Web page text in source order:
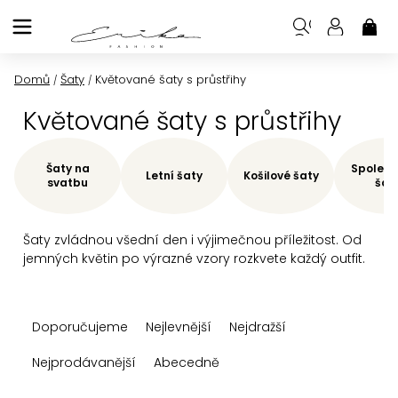
na
Domů / Šaty / Květované šaty s průstřihy
Květované šaty s průstřihy
Šaty zvládnou všední den i výjimečnou příležitost. Od
jemných květin po výrazné vzory rozkvete každý outfit.
Šaty na
svatbu
Letní šaty Košilové šaty
aDoporučujeme Nejlevnější
Nejdražší
Nejprodávanější
Abecedně